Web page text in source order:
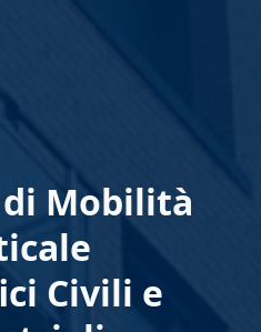
Mobilità
Civili e